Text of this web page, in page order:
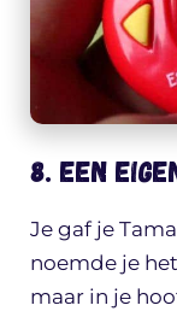
8. Een
Je gaf je
noemde je
maar in je